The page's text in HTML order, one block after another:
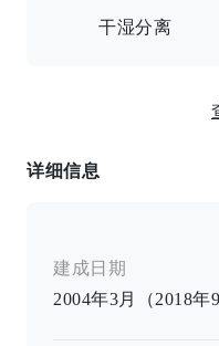
干湿分离
详细信息
建成日期
2004年3月（2018年